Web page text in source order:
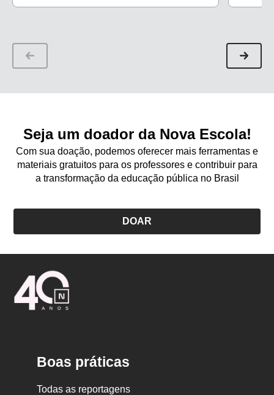
Seja um doador da Nova Escola!
Com sua doação, podemos oferecer mais ferramentas e
materiais gratuitos para os professores e contribuir para
a transformação da educação pública no Brasil
DOAR
Boas práticas
Todas as reportagens